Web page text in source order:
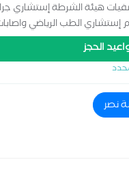
هيئة الشرطة إستشاري
الطب الرياضي
الحجز
نصر